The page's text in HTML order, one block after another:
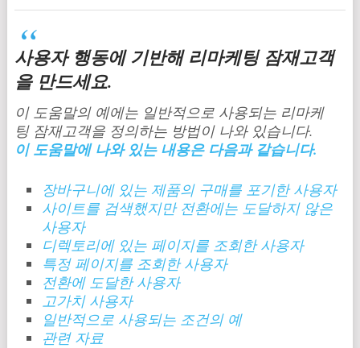
사용자 행동에 기반해 리마케팅 잠재고객
을 만드세요.
이 도움말의 예에는 일반적으로 사용되는 리마케
팅 잠재고객을 정의하는 방법이 나와 있습니다.
이 도움말에 나와 있는 내용은 다음과 같습니다.
장바구니에 있는 제품의 구매를 포기한 사용자
사이트를 검색했지만 전환에는 도달하지 않은
사용자
디렉토리에 있는 페이지를 조회한 사용자
특정 페이지를 조회한 사용자
전환에 도달한 사용자
고가치 사용자
일반적으로 사용되는 조건의 예
관련 자료